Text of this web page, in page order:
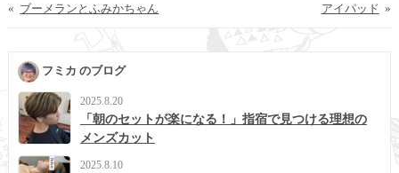
« ブーメランとふみかちゃん »
アイパッド
フミカ のブログ
2025.8.20
「朝のセットが楽になる！」指宿で見つける理想の
メンズカット
2025.8.10